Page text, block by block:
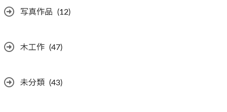
写真作品 (12)
木工作 (47)
未分類 (43)